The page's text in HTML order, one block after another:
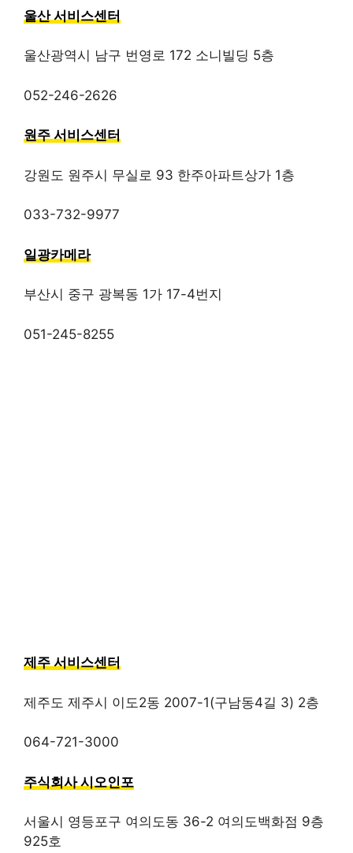
울산 서비스센터
울산광역시 남구 번영로 172 소니빌딩 5층
052-246-2626
원주 서비스센터
강원도 원주시 무실로 93 한주아파트상가 1층
033-732-9977
일광카메라
부산시 중구 광복동 1가 17-4번지
051-245-8255
제주 서비스센터
제주도 제주시 이도2동 2007-1(구남동4길 3) 2층
064-721-3000
주식회사 시오인포
서울시 영등포구 여의도동 36-2 여의도백화점 9층
925호